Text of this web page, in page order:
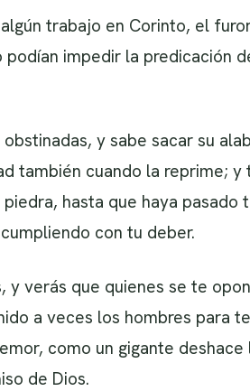
trabajo en Corinto, el
impedir la predicación
y sabe sacar su
también cuando la reprime;
hasta que haya pasado
con tu deber.
verás que quienes se te
a veces los hombres para
como un gigante
de Dios.